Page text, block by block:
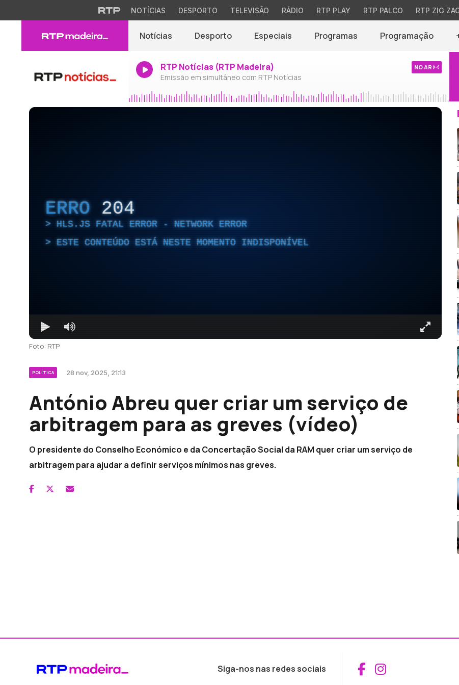
NOTÍCIAS DESPORTO TELEVISÃO RÁDIO RTP PLAY RTP PALCO RTP ZIG
Notícias Desporto Especiais Programas Programação
RTP Notícias (RTP Madeira)
Emissão em simultâneo com RTP Notícias
NO AR
ERRO 204
HLS.JS FATAL ERROR - NETWORK ERROR
ESTE CONTEÚDO ESTÁ NESTE MOMENTO INDISPONÍVEL
Foto: RTP
POLÍTICA 28 nov, 2025, 21:13
António Abreu quer criar um serviço de
arbitragem para as greves (vídeo)
O presidente do Conselho Económico e da Concertação Social da RAM quer criar um serviço de
arbitragem para ajudar a definir serviços mínimos nas greves.
Siga-nos nas redes sociais Aceder ao
Aceder ao